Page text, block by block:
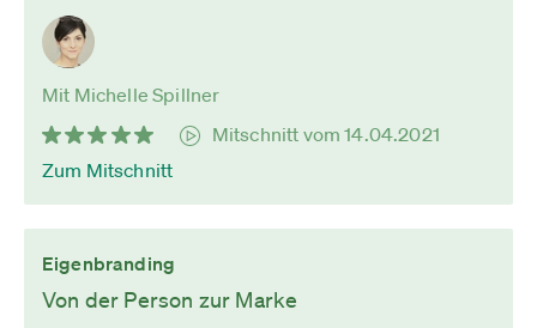
Mit Michelle Spillner
Mitschnitt vom 14.04.2021
Zum Mitschnitt
Eigenbranding
Von der Person zur Marke